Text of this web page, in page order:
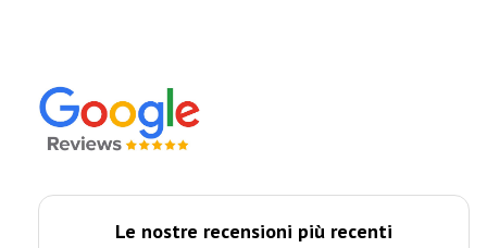
Le nostre recensioni più recenti